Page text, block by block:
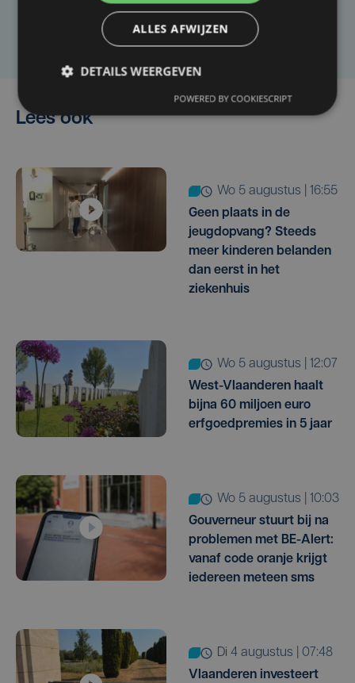
Laat het ons weten
Lees ook
wo 5 augustus | 16:55
Geen plaats in de
jeugdopvang? Steeds
meer kinderen belanden
dan eerst in het
ziekenhuis
wo 5 augustus | 12:07
West-Vlaanderen haalt
bijna 60 miljoen euro
erfgoedpremies in 5 jaar
wo 5 augustus | 10:03
Gouverneur stuurt bij na
problemen met BE-Alert:
vanaf code oranje krijgt
iedereen meteen sms
di 4 augustus | 07:48
Vlaanderen investeert
ALLES AFWIJZEN
DETAILS WEERGEVEN
POWERED BY COOKIESCRIPT